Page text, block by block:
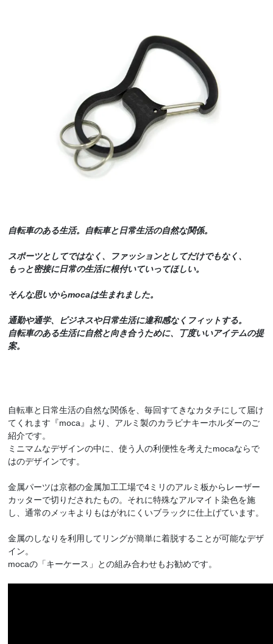
自転車のある生活。自転車と日常生活の自然な関係。
スポーツとしてではなく、ファッションとしてだけでもなく、
もっと密接に日常の生活に根付いていってほしい。
そんな思いからmocaは生まれました。
通勤や通学、ビジネスや日常生活に違和感なくフィットする。
自転車のある生活に自然と向き合うために、丁度いいアイテムの提
案。
自転車と日常生活の自然な関係を、毎回すてきなカタチにして届け
てくれます『moca』より、アルミ製のカラビナキーホルダーのご
紹介です。
ミニマムなデザインの中に、使う人の利便性を考えたmocaならで
はのデザインです。
金属パーツは京都の金属加工工場で4ミリのアルミ板からレーザー
カッターで切りだされたもの。それに特殊なアルマイト染色を施
し、通常のメッキよりもはがれにくいブラックに仕上げています。
金属のしなりを利用してリングが簡単に着脱することが可能なデザ
イン。
mocaの「キーケース」との組み合わせもお勧めです。